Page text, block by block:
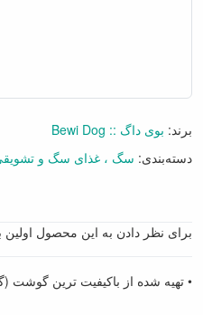
برند: بوی داگ :: Bewi Dog
دسته‌بندی: سگ غذای سگ و
برای نظر دادن به این محصول اولین
• تهیه شده از باکیفیت ترین